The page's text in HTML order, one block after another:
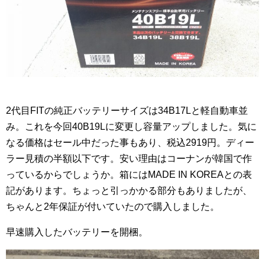
2代目FITの純正バッテリーサイズは34B17Lと軽自動車並
み。これを今回40B19Lに変更し容量アップしました。気に
なる価格はセール中だった事もあり、税込2919円。ディー
ラー見積の半額以下です。安い理由はコーナンが韓国で作
っているからでしょうか。箱にはMADE IN KOREAとの表
記があります。ちょっと引っかかる部分もありましたが、
ちゃんと2年保証が付いていたので購入しました。
早速購入したバッテリーを開梱。